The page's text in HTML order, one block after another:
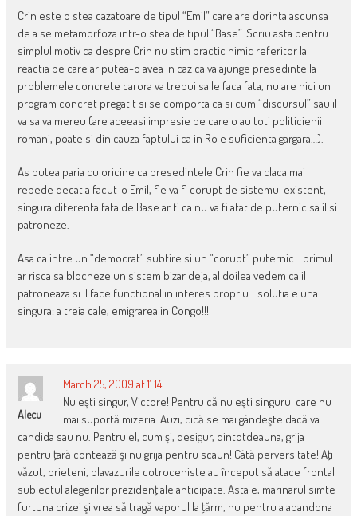
Crin este o stea cazatoare de tipul “Emil” care are dorinta ascunsa
de a se metamorfoza intr-o stea de tipul “Base”. Scriu asta pentru
simplul motiv ca despre Crin nu stim practic nimic referitor la
reactia pe care ar putea-o avea in caz ca va ajunge presedinte la
problemele concrete carora va trebui sa le faca fata, nu are nici un
program concret pregatit si se comporta ca si cum “discursul” sau il
va salva mereu (are aceeasi impresie pe care o au toti politicienii
romani, poate si din cauza faptului ca in Ro e suficienta gargara…).
As putea paria cu oricine ca presedintele Crin fie va claca mai
repede decat a facut-o Emil, fie va fi corupt de sistemul existent,
singura diferenta fata de Base ar fi ca nu va fi atat de puternic sa il si
patroneze.
Asa ca intre un “democrat” subtire si un “corupt” puternic… primul
ar risca sa blocheze un sistem bizar deja, al doilea vedem ca il
patroneaza si il face functional in interes propriu… solutia e una
singura: a treia cale, emigrarea in Congo!!!
Alecu
March 25, 2009 at 11:14
Nu eşti singur, Victore! Pentru că nu eşti singurul care nu
mai suportă mizeria. Auzi, cică se mai gândeşte dacă va
candida sau nu. Pentru el, cum şi, desigur, dintotdeauna, grija
pentru ţară contează şi nu grija pentru scaun! Câtă perversitate! Aţi
văzut, prieteni, plavazurile cotroceniste au început să atace frontal
subiectul alegerilor prezidenţiale anticipate. Asta e, marinarul simte
furtuna crizei şi vrea să tragă vaporul la ţărm, nu pentru a abandona